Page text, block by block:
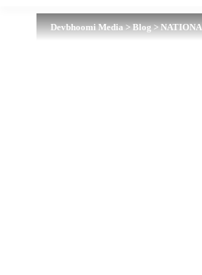
Devbhoomi Media>Blog>